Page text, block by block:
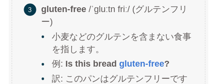
gluten-free /ˈgluːtn friː/ (グルテンフリ
ー)
小麦などのグルテンを含まない食事
を指します。
例: Is this breadgluten-free?
訳: このパンはグルテンフリーです